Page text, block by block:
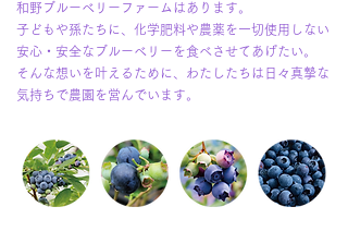
和野ブルーベリーファームはあります。
子どもや孫たちに、化学肥料や農薬を一切使用しない
安心・安全なブルーベリーを食べさせてあげたい。
そんな想いを叶えるために、わたしたちは日々真摯な
気持ちで農園を営んでいます。